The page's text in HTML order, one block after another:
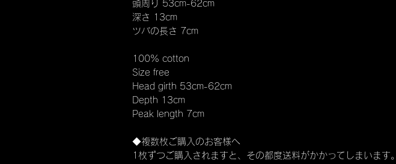
頭周り 53cm-62cm
深さ 13cm
ツバの長さ 7cm
100% cotton
Size free
Head girth 53cm-62cm
Depth 13cm
Peak length 7cm
◆複数枚ご購入のお客様へ
1枚ずつご購入されますと、その都度送料がかかってしまいます。